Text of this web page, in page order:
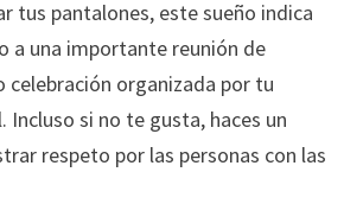
tus pantalones, este sueño indica
a una importante reunión de
celebración organizada por tu
Incluso si no te gusta, haces un
respeto por las personas con las